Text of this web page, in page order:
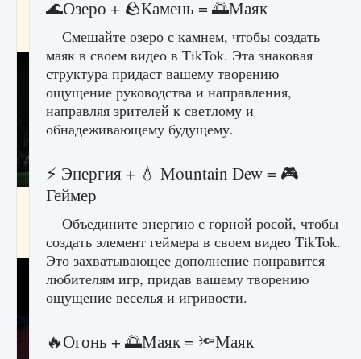
игре Creatures of Ava
9 августа 2024 1 164 0 0
Как исправить ошибку EA FC 25 beta,
которая не работает
9 августа 2024 1 370 0 0
🌊Озеро + 🪨Камень = 🌅Маяк
Смешайте озеро с камнем, чтобы создать
маяк в своем видео в TikTok. Эта знаковая
структура придаст вашему творению
ощущение руководства и направления,
направляя зрителей к светлому и
обнадеживающему будущему.
⚡️ Энергия + 💧 Mountain Dew = 🎮
Геймер
Объедините энергию с горной росой, чтобы
создать элемент геймера в своем видео TikTok.
Это захватывающее дополнение понравится
любителям игр, придав вашему творению
ощущение веселья и игривости.
🔥Огонь + 🌅Маяк = 🔦Маяк